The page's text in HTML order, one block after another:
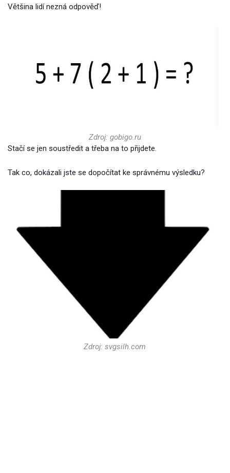
Většina lidí nezná odpověď!
Zdroj: gobigo.ru
Stačí se jen soustředit a třeba na to přijdete.
Tak co, dokázali jste se dopočítat ke správnému výsledku?
Zdroj: svgsilh.com